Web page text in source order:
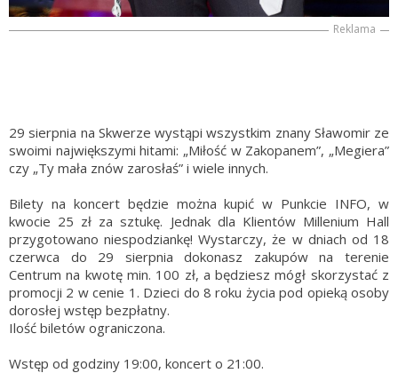
Reklama
29 sierpnia na Skwerze wystąpi wszystkim znany Sławomir ze
swoimi największymi hitami: „Miłość w Zakopanem”, „Megiera”
czy „Ty mała znów zarosłaś” i wiele innych.
Bilety na koncert będzie można kupić w Punkcie INFO, w
kwocie 25 zł za sztukę. Jednak dla Klientów Millenium Hall
przygotowano niespodziankę! Wystarczy, że w dniach od 18
czerwca do 29 sierpnia dokonasz zakupów na terenie
Centrum na kwotę min. 100 zł, a będziesz mógł skorzystać z
promocji 2 w cenie 1. Dzieci do 8 roku życia pod opieką osoby
dorosłej wstęp bezpłatny.
Ilość biletów ograniczona.
Wstęp od godziny 19:00, koncert o 21:00.